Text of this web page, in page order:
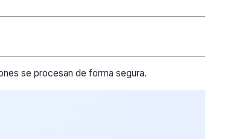
se procesan de forma segura.